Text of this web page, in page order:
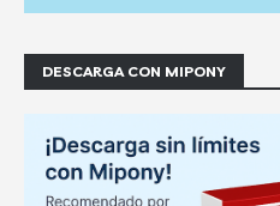
DESCARGA CON MIPONY